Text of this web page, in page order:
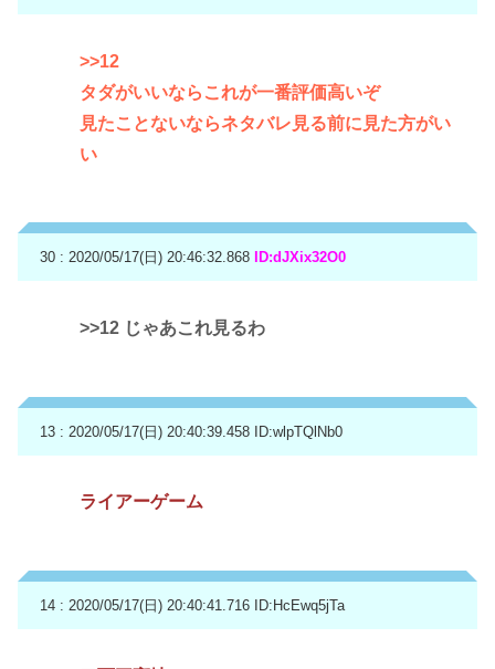
>>12
タダがいいならこれが一番評価高いぞ
見たことないならネタバレ見る前に見た方がい
い
30 : 2020/05/17(日) 20:46:32.868 ID:dJXix32O0
>>12 じゃあこれ見るわ
13 : 2020/05/17(日) 20:40:39.458 ID:wlpTQlNb0
ライアーゲーム
14 : 2020/05/17(日) 20:40:41.716 ID:HcEwq5jTa